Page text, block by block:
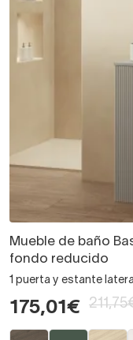
Mueble de baño
fondo reducido
1 puerta y estante
175,01€